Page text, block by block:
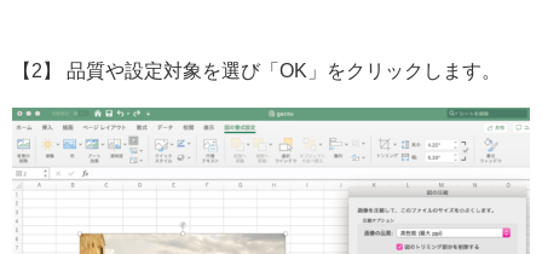
【2】 品質や設定対象を選び「OK」をクリックします。